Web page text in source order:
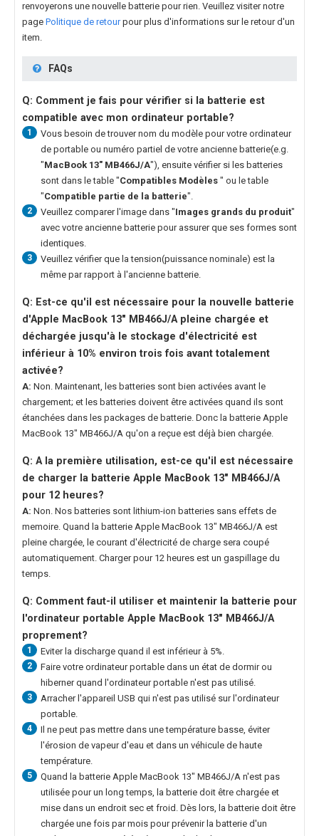
renvoyerons une nouvelle batterie pour rien. Veuillez visiter notre
page Politique de retourpour plus d'informations sur le retour d'un
item.
FAQs
Q: Comment je fais pour vérifier si la batterie est
compatible avec mon ordinateur portable?
1
Vous besoin de trouver nom du modèle pour votre ordinateur
de portable ou numéro partiel de votre ancienne batterie(e.g.
"MacBook 13" MB466J/A"), ensuite vérifier si les batteries
sont dans le table "Compatibles Modèles " ou le table
"Compatible partie de la batterie".
2 Veuillez comparer l'image dans "Images grands du produit"
avec votre ancienne batterie pour assurer que ses formes sont
identiques.
3
Veuillez vérifier que la tension(puissance nominale) est la
même par rapport à l'ancienne batterie.
Q: Est-ce qu'il est nécessaire pour la nouvelle batterie
d'Apple MacBook 13" MB466J/A pleine chargée et
déchargée jusqu'à le stockage d'électricité est
inférieur à 10% environ trois fois avant totalement
activée?
A: Non. Maintenant, les batteries sont bien activées avant le
chargement; et les batteries doivent être activées quand ils sont
étanchées dans les packages de batterie. Donc la batterie Apple
MacBook 13" MB466J/A qu'on a reçue est déjà bien chargée.
Q: A la première utilisation, est-ce qu'il est nécessaire
de charger la batterie Apple MacBook 13" MB466J/A
pour 12 heures?
A: Non. Nos batteries sont lithium-ion batteries sans effets de
memoire. Quand la batterie Apple MacBook 13" MB466J/A est
pleine chargée, le courant d'électricité de charge sera coupé
automatiquement. Charger pour 12 heures est un gaspillage du
temps.
Q: Comment faut-il utiliser et maintenir la batterie pour
l'ordinateur portable Apple MacBook 13" MB466J/A
proprement?
1 Eviter la discharge quand il est inférieur à 5%.
2
Faire votre ordinateur portable dans un état de dormir ou
hiberner quand l'ordinateur portable n'est pas utilisé.
3
Arracher l'appareil USB qui n'est pas utilisé sur l'ordinateur
portable.
4
Il ne peut pas mettre dans une température basse, éviter
l'érosion de vapeur d'eau et dans un véhicule de haute
température.
5 Quand la batterie Apple MacBook 13" MB466J/A n'est pas
utilisée pour un long temps, la batterie doit être chargée et
mise dans un endroit sec et froid. Dès lors, la batterie doit être
chargée une fois par mois pour prévenir la batterie d'un